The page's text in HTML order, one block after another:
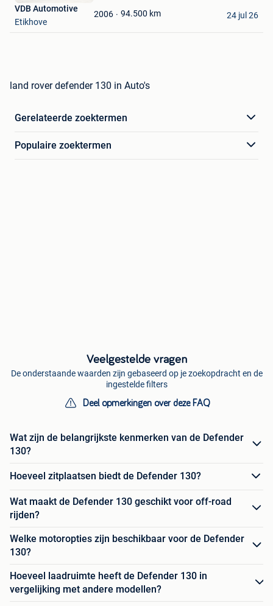
Favorieten2006 94.500 km
VDB Automotive
Etikhove
24 jul 26
land rover defender 130 in Auto's
Gerelateerde zoektermen
Populaire zoektermen
Veelgestelde vragen
De onderstaande waarden zijn gebaseerd op je zoekopdracht en de
ingestelde filters
Deel opmerkingen over deze FAQ
Wat zijn de belangrijkste kenmerken van de Defender
130?
Hoeveel zitplaatsen biedt de Defender 130?
Wat maakt de Defender 130 geschikt voor off-road
rijden?
Welke motoropties zijn beschikbaar voor de Defender
130?
Hoeveel laadruimte heeft de Defender 130 in
vergelijking met andere modellen?